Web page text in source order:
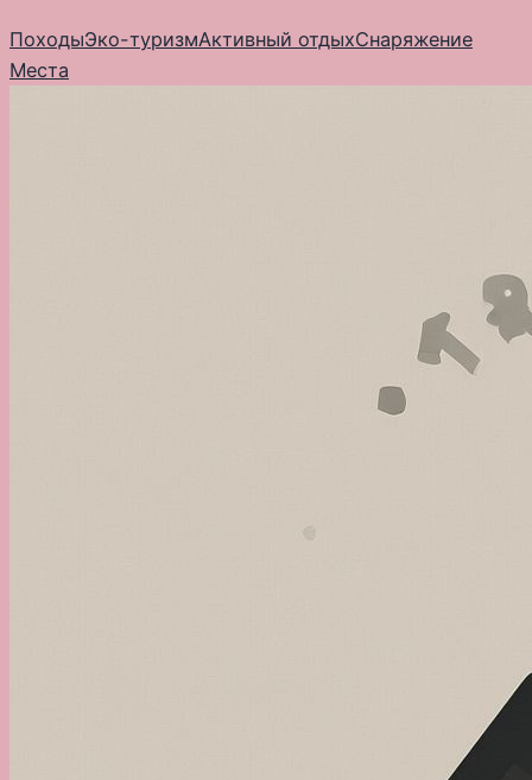
к
содержимому
ПоходыЭко-туризмАктивный отдыхСнаряжение
Места